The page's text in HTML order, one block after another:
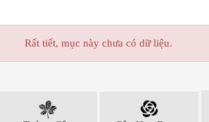
Rất tiết, mục này chưa có dữ liệu.